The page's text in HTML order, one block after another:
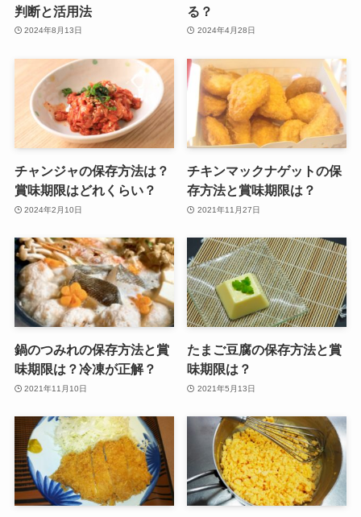
判断と活用法
2024年8月13日
る？
2024年4月28日
チャンジャの保存方法は？
賞味期限はどれくらい？
2024年2月10日
チキンマックナゲットの保
存方法と賞味期限は？
2021年11月27日
鍋のつみれの保存方法と賞
味期限は？冷凍が正解？
2021年11月10日
たまご豆腐の保存方法と賞
味期限は？
2021年5月13日